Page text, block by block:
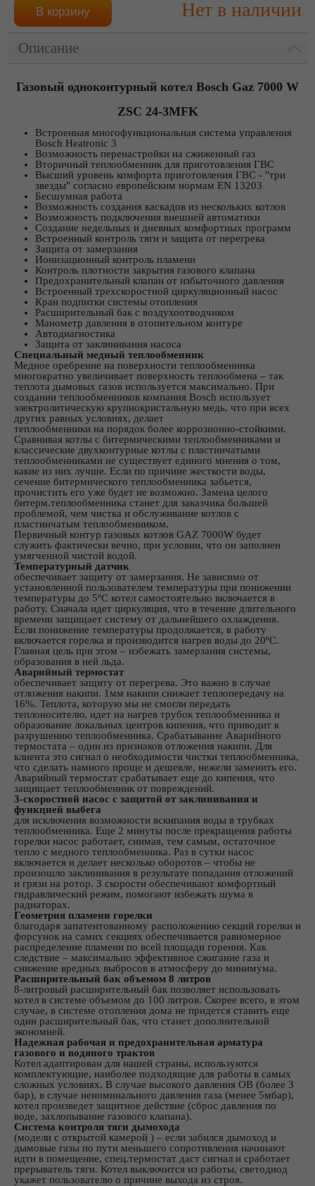
Нет в наличии
Описание
Газовый одноконтурный котел Bosch Gaz 7000 W
ZSC 24-3MFK
Встроенная многофункциональная система управления
Bosch Heatronic 3
Возможность перенастройки на сжиженный газ
Вторичный теплообменник для приготовления ГВС
Высший уровень комфорта приготовления ГВС - "три
звезды" согласно европейским нормам EN 13203
Бесшумная работа
Возможность создания каскадов из нескольких котлов
Возможность подключения внешней автоматики
Создание недельных и дневных комфортных программ
Встроенный контроль тяги и защита от перегрева
Защита от замерзания
Ионизационный контроль пламени
Контроль плотности закрытия газового клапана
Предохранительный клапан от избыточного давления
Встроенный трехскоростной циркуляционный насос
Кран подпитки системы отопления
Расширительный бак с воздухоотводчиком
Манометр давления в отопительном контуре
Автодиагностика
Защита от заклинивания насоса
Специальный медный теплообменник
Медное оребрение на поверхности теплообменника
многократно увеличивает поверхность теплообмена – так
теплота дымовых газов используется максимально. При
создании теплообменников компания Bosch использует
электролитическую крупнокристальную медь, что при всех
других равных условиях, делает
теплообменники на порядок более коррозионно-стойкими.
Сравнивая котлы с битермическими теплообменниками и
классические двухконтурные котлы с пластинчатыми
теплообменниками не существует единого мнения о том,
какие из них лучше. Если по причине жесткости воды,
сечение битермического теплообменника забьется,
прочистить его уже будет не возможно. Замена целого
битерм.теплообменника станет для заказчика большей
проблемой, чем чистка и обслуживание котлов с
пластинчатым теплообменником.
Первичный контур газовых котлов GAZ 7000W будет
служить фактически вечно, при условии, что он заполнен
умягченной чистой водой.
Температурный датчик
обеспечивает защиту от замерзания. Не зависимо от
установленной пользователем температуры при понижении
температуры до 5ºС котел самостоятельно включается в
работу. Сначала идет циркуляция, что в течение длительного
времени защищает систему от дальнейшего охлаждения.
Если понижение температуры продолжается, в работу
включается горелка и производится нагрев воды до 20ºС.
Главная цель при этом – избежать замерзания системы,
образования в ней льда.
Аварийный термостат
обеспечивает защиту от перегрева. Это важно в случае
отложения накипи. 1мм накипи снижает теплопередачу на
16%. Теплота, которую мы не смогли передать
теплоносителю, идет на нагрев трубок теплообменника и
образование локальных центров кипения, что приводит к
разрушению теплообменника. Срабатывание Аварийного
термостата – один из признаков отложения накипи. Для
клиента это сигнал о необходимости чистки теплообменника,
что сделать намного проще и дешевле, нежели заменить его.
Аварийный термостат срабатывает еще до кипения, что
защищает теплообменник от повреждений.
3-скоростной насос с защитой от заклинивания и
функцией выбега
для исключения возможности вскипания воды в трубках
теплообменника. Еще 2 минуты после прекращения работы
горелки насос работает, снимая, тем самым, остаточное
тепло с медного теплообменника. Раз в сутки насос
включается и делает несколько оборотов – чтобы не
произошло заклинивания в результате попадания отложений
и грязи на ротор. 3 скорости обеспечивают комфортный
гидравлический режим, помогают избежать шума в
радиаторах.
Геометрия пламени горелки
благодаря запатентованному расположению секций горелки и
форсунок на самих секциях обеспечивается равномерное
распределение пламени по всей площади горения. Как
следствие – максимально эффективное сжигание газа и
снижение вредных выбросов в атмосферу до минимума.
Расширительный бак объемом 8 литров
8-литровый расширительный бак позволяет использовать
котел в системе объемом до 100 литров. Скорее всего, в этом
случае, в системе отопления дома не придется ставить еще
один расширительный бак, что станет дополнительной
экономией.
Надежная рабочая и предохранительная арматура
газового и водяного трактов
Котел адаптирован для нашей страны, используются
комплектующие, наиболее подходящие для работы в самых
сложных условиях. В случае высокого давления ОВ (более 3
бар), в случае неноминального давления газа (менее 5мбар),
котел произведет защитное действие (сброс давления по
воде, захлопывание газового клапана).
Система контроля тяги дымохода
(модели с открытой камерой ) – если забился дымоход и
дымовые газы по пути меньшего сопротивления начинают
идти в помещение, спец.термостат даст сигнал и сработает
прерыватель тяги. Котел выключится из работы, светодиод
укажет пользователю о причине выхода из строя.